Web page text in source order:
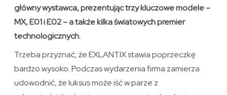
główny wystawca, prezentując trzy kluczowe modele –
MX, E01 i E02 – a także kilka światowych premier
technologicznych.
Trzeba przyznać, że EXLANTIX stawia poprzeczkę
bardzo wysoko. Podczas wydarzenia firma zamierza
udowodnić, że luksus może iść w parze z